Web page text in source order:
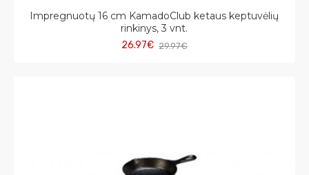
Impregnuotų 16 cm KamadoClub ketaus keptuvėlių
rinkinys, 3 vnt.
26.97€ 29.97€